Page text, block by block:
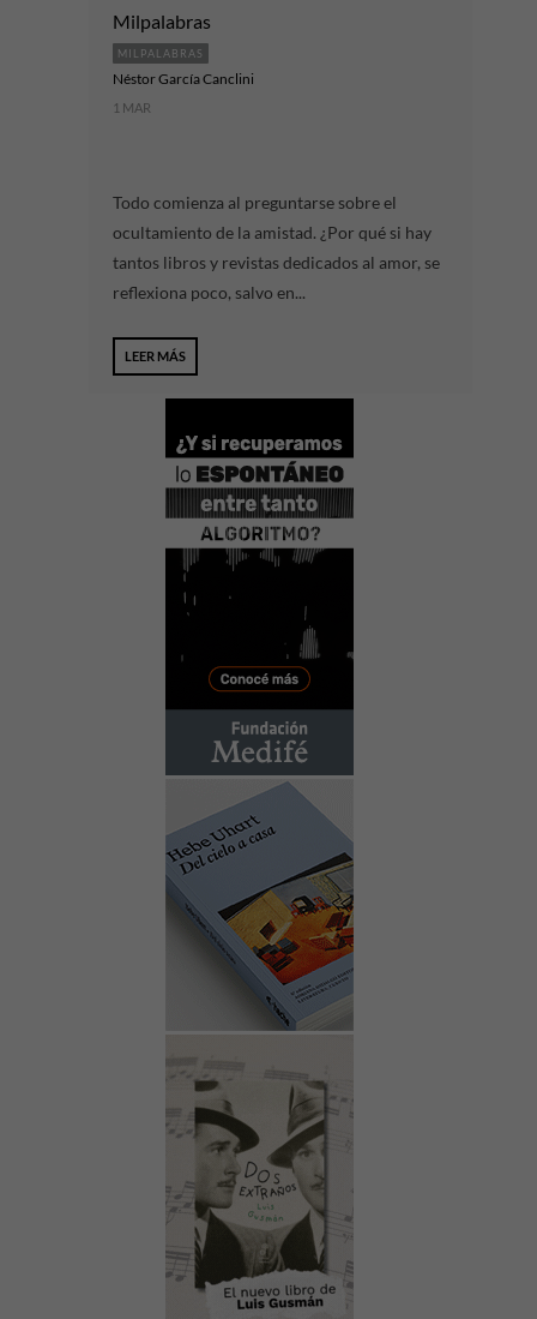
Milpalabras
MILPALABRAS
Néstor García Canclini
1 MAR
Todo comienza al preguntarse sobre el
ocultamiento de la amistad. ¿Por qué si hay
tantos libros y revistas dedicados al amor, se
reflexiona poco, salvo en...
LEER MÁS